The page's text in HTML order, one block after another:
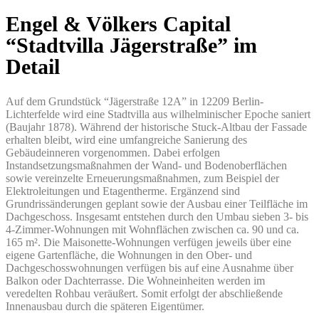
Engel & Völkers Capital
“Stadtvilla Jägerstraße” im
Detail
Auf dem Grundstück “Jägerstraße 12A” in 12209 Berlin-
Lichterfelde wird eine Stadtvilla aus wilhelminischer Epoche saniert
(Baujahr 1878). Während der historische Stuck-Altbau der Fassade
erhalten bleibt, wird eine umfangreiche Sanierung des
Gebäudeinneren vorgenommen. Dabei erfolgen
Instandsetzungsmaßnahmen der Wand- und Bodenoberflächen
sowie vereinzelte Erneuerungsmaßnahmen, zum Beispiel der
Elektroleitungen und Etagentherme. Ergänzend sind
Grundrissänderungen geplant sowie der Ausbau einer Teilfläche im
Dachgeschoss. Insgesamt entstehen durch den Umbau sieben 3- bis
4-Zimmer-Wohnungen mit Wohnflächen zwischen ca. 90 und ca.
165 m². Die Maisonette-Wohnungen verfügen jeweils über eine
eigene Gartenfläche, die Wohnungen in den Ober- und
Dachgeschosswohnungen verfügen bis auf eine Ausnahme über
Balkon oder Dachterrasse. Die Wohneinheiten werden im
veredelten Rohbau veräußert. Somit erfolgt der abschließende
Innenausbau durch die späteren Eigentümer.